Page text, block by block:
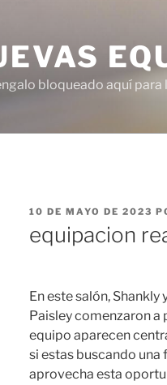
bloqueado aquí para
PUBLICADO
10 DE MAYO DE 2023
equipacion
En este salón,
Paisley comenzaron a
equipo aparecen
si estas buscando
aprovecha esta